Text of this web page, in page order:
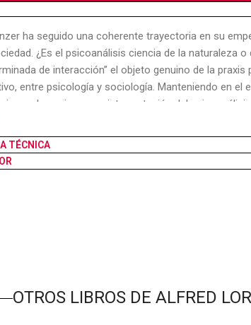
ha seguido una coherente trayectoria en su
¿Es el psicoanálisis ciencia de la naturaleza
de interacción” el objeto genuino de la
entre psicología y sociología. Manteniendo en el
que le sugiere su reinterpretación del
biologismo y culturalismo fueron sendos
Es esta una propuesta de articulación y
las categorías de la sociedad se instilan en el
de Lorenzer.
TÉCNICA
OTROS LIBROS DE ALFRED